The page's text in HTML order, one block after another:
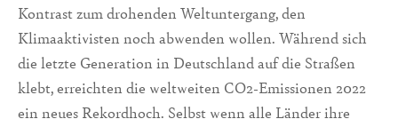
Kontrast zum drohenden Weltuntergang, den
Klimaaktivisten noch abwenden wollen. Während sich
die letzte Generation in Deutschland auf die Straßen
klebt, erreichten die weltweiten CO2-Emissionen 2022
ein neues Rekordhoch. Selbst wenn alle Länder ihre